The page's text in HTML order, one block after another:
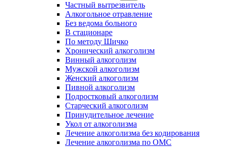
Частный вытрезвитель
Алкогольное отравление
Без ведома больного
В стационаре
По методу Шичко
Хронический алкоголизм
Винный алкоголизм
Мужской алкоголизм
Женский алкоголизм
Пивной алкоголизм
Подростковый алкоголизм
Старческий алкоголизм
Принудительное лечение
Укол от алкоголизма
Лечение алкоголизма без кодирования
Лечение алкоголизма по ОМС